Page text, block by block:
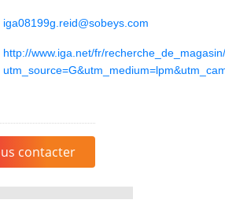
iga08199g.reid@sobeys.com
http://www.iga.net/fr/
contacter